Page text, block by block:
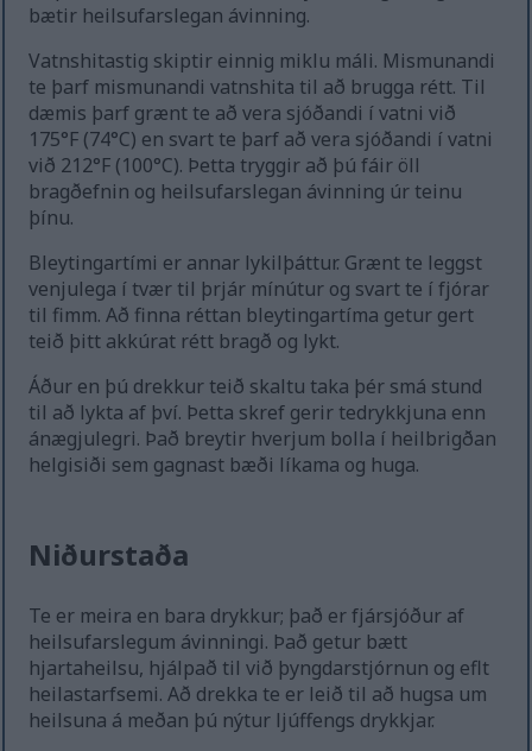
bætir heilsufarslegan ávinning.
Vatnshitastig skiptir einnig miklu máli. Mismunandi
te þarf mismunandi vatnshita til að brugga rétt. Til
dæmis þarf grænt te að vera sjóðandi í vatni við
175°F (74°C) en svart te þarf að vera sjóðandi í vatni
við 212°F (100°C). Þetta tryggir að þú fáir öll
bragðefnin og heilsufarslegan ávinning úr teinu
þínu.
Bleytingartími er annar lykilþáttur. Grænt te leggst
venjulega í tvær til þrjár mínútur og svart te í fjórar
til fimm. Að finna réttan bleytingartíma getur gert
teið þitt akkúrat rétt bragð og lykt.
Áður en þú drekkur teið skaltu taka þér smá stund
til að lykta af því. Þetta skref gerir tedrykkjuna enn
ánægjulegri. Það breytir hverjum bolla í heilbrigðan
helgisiði sem gagnast bæði líkama og huga.
Niðurstaða
Te er meira en bara drykkur; það er fjársjóður af
heilsufarslegum ávinningi. Það getur bætt
hjartaheilsu, hjálpað til við þyngdarstjórnun og eflt
heilastarfsemi. Að drekka te er leið til að hugsa um
heilsuna á meðan þú nýtur ljúffengs drykkjar.